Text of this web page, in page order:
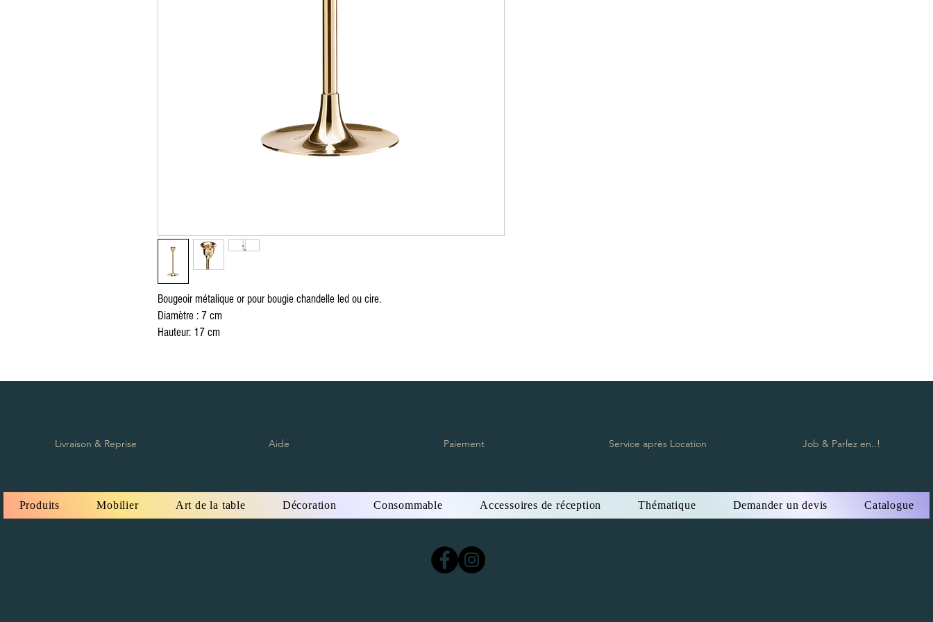
Möbelverlei, Runder Tisch, rechteckiger Tisch, hoher Tisch, Tischdekoration, Tischdecke, runde Tischdecke, quadratische Tischdecke, rechteckige Tischdecke, Stuhl, Napoleon-Stuhl, Chiavari-Stuhl, Seilpfosten, Seilpfosten, Sofa, Hocker, Barockmöbel, Vintage-Möbel, Roter Teppich,
Ausstellung, Konferenz, Veranstaltung, Trennung, Trennwand, Holzstuhl, Plexiglasstuhl, Spiegel, Tischdekoration, Hochzeit, Geschirr, Gatsby-Dekoration, Dekoration, Dekor, Sessel , Leichte Möbel, Weinglas, Wasserglas, Barhocker, Kerzenhalter, Vase, Beleuchtung, Teelichthalter,
Kissen, Tischmesser, Tischgabel, Löffel, Stuhlbezug, Serviette, Vegetation, Totem, Stele, Pipe and Dripe, Vorhänge, Bildschirm,
Bougeoir métalique or pour bougie chandelle led ou cire.
Diamètre : 7 cm
Hauteur: 17 cm
Produits Mobilier Art de la table Décoration Consommable Accessoires de réception Thématique Demander un devis Catalogue
Livraison & Reprise Aide Paiement Service après Location Job & Parlez en..!